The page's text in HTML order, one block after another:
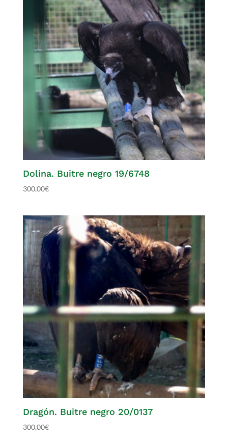
Dolina. Buitre negro 19/6748
300,00€
Dragón. Buitre negro 20/0137
300,00€